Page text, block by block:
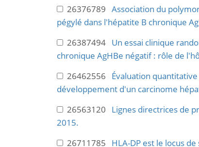
26376789 Association du
pégylé dans l'hépatite B chronique
26387494 Un essai clinique
chronique AgHBe négatif : rôle de
26462556 Évaluation
développement d'un carcinome
26563120 Lignes directrices de
2015.
26711785 HLA-DP est le locus